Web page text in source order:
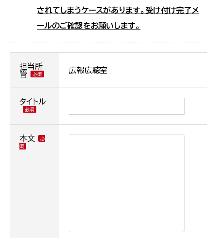
されてしまうケースがあります。受け付け完了メ
ールのご確認をお願いします。
担当所
管
広報広聴室
タイトル
本文